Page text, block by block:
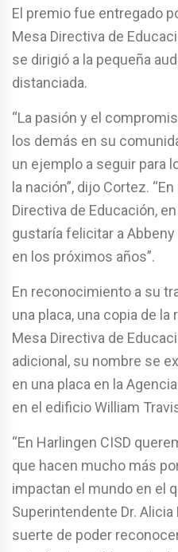
El premio fue entregado
Mesa Directiva de
se dirigió a la pequeña
distanciada.
“La pasión y el
los demás en su
un ejemplo a seguir para
la nación”, dijo Cortez.
Directiva de Educación,
gustaría felicitar a
en los próximos años”.
En reconocimiento a su
una placa, una copia de
Mesa Directiva de
adicional, su nombre se
en una placa en la
en el edificio William
“En Harlingen CISD
que hacen mucho más
impactan el mundo en el
Superintendente Dr.
suerte de poder